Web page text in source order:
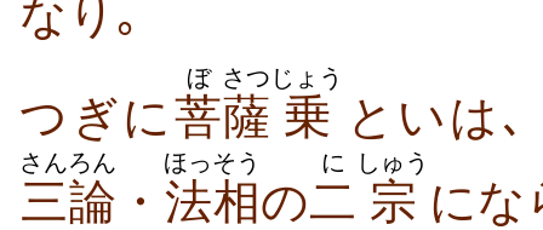
なり｡
つぎに菩
ぼ
薩
さつ
乗
じょう
といは､
三論
さんろん
・ 法相
ほっそう
の二
に
宗
しゅう
にな